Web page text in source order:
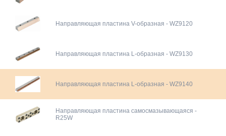
Направляющая пластина V-образная - WZ9120
Направляющая пластина L-образная - WZ9130
Направляющая пластина L-образная - WZ9140
Направляющая пластина самосмазывающаяся -
R25W